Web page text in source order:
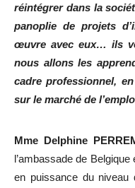
réintégrer dans la
panoplie de projets
œuvre avec eux… ils
nous allons les
cadre professionnel,
sur le marché de
Mme Delphine
l’ambassade de
en puissance du niveau